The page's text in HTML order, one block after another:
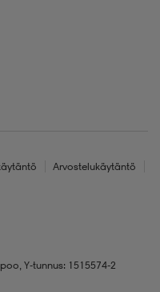
Arvostelukäytäntö
Y-tunnus: 1515574-2